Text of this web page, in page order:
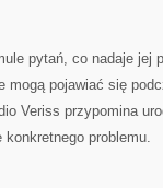
pytań, co nadaje jej
mogą pojawiać się
Veriss przypomina
problemu.